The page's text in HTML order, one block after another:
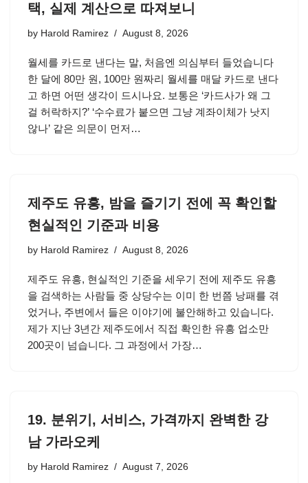
택, 실제 계산으로 따져보니
by Harold Ramirez August 8, 2026
월세를 카드로 낸다는 말, 처음엔 의심부터 들었습니다
한 달에 80만 원, 100만 원짜리 월세를 매달 카드로 낸다
고 하면 어떤 생각이 드시나요. 보통은 ‘카드사가 왜 그
걸 허락하지?’ ‘수수료가 붙으면 그냥 계좌이체가 낫지
않나’ 같은 의문이 먼저…
제주도 유흥, 밤을 즐기기 전에 꼭 확인할
현실적인 기준과 비용
by Harold Ramirez August 8, 2026
제주도 유흥, 현실적인 기준을 세우기 전에 제주도 유흥
을 검색하는 사람들 중 상당수는 이미 한 번쯤 낭패를 겪
었거나, 주변에서 들은 이야기에 불안해하고 있습니다.
제가 지난 3년간 제주도에서 직접 확인한 유흥 업소만
200곳이 넘습니다. 그 과정에서 가장…
19. 분위기, 서비스, 가격까지 완벽한 강
남 가라오케
by Harold Ramirez August 7, 2026